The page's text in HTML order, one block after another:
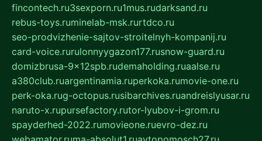
fincontech.ru3sexporn.ru1mus.rudarksand.ru
rebus-toys.ruminelab-msk.rurtdco.ru
seo-prodvizhenie-sajtov-stroitelnyh-kompanij.ru
card-voice.rurulonnyygazon177.rusnow-guard.ru
domizbrusa-9x12spb.rudemaholding.ruaalse.ru
a380club.ruargentinamia.ruperkoka.rumovie-one.ru
perk-oka.rug-octopus.rusibarchives.ruandreislyusar.ru
naruto-x.rupursefactory.rutor-lyubov-i-grom.ru
spayderhed-2022.rumovieone.ruevro-dez.ru